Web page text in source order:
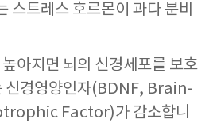
트레스 호르몬이 과다 분비
아지면 뇌의 신경세포를 보호
신경영양인자(BDNF, Brain-
Factor)가 감소합니